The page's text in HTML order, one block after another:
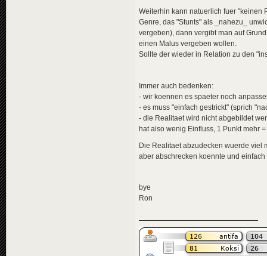
Weiterhin kann natuerlich fuer "keinen
Genre, das "Stunts" als _nahezu_
vergeben), dann vergibt man auf
einen Malus vergeben wollen.
Sollte der wieder in Relation zu den
Immer auch bedenken:
- wir koennen es spaeter noch
- es muss "einfach gestrickt" (sprich
- die Realitaet wird nicht abgebildet
hat also wenig Einfluss, 1 Punkt mehr
Die Realitaet abzudecken wuerde viel
aber abschrecken koennte und
bye
Ron